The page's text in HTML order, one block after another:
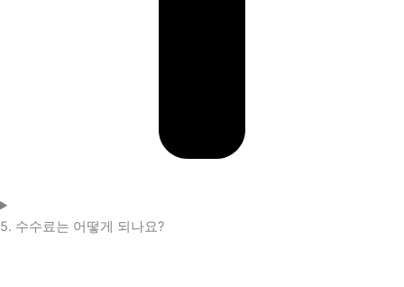
5. 수수료는 어떻게 되나요?